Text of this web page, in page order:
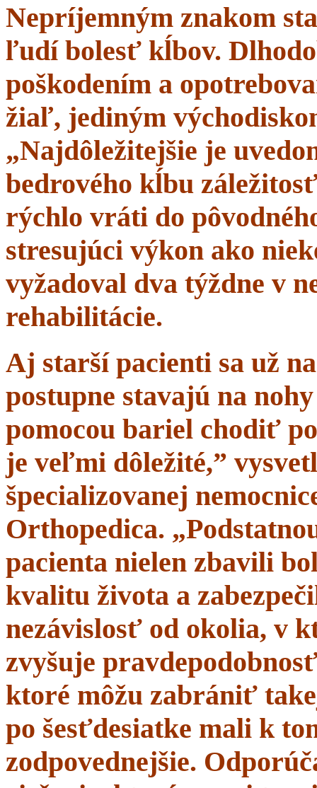
Nepríjemným znakom
ľudí bolesť kĺbov.
poškodením a
žiaľ, jediným
„Najdôležitejšie je
bedrového kĺbu
rýchlo vráti do
stresujúci výkon ako
vyžadoval dva týždne v
rehabilitácie.
Aj starší pacienti sa už
postupne stavajú na
pomocou bariel chodiť
je veľmi dôležité,”
špecializovanej
Orthopedica.
pacienta nielen zbavili
kvalitu života a
nezávislosť od okolia, v
zvyšuje
ktoré môžu zabrániť
po šesťdesiatke mali k
zodpovednejšie.